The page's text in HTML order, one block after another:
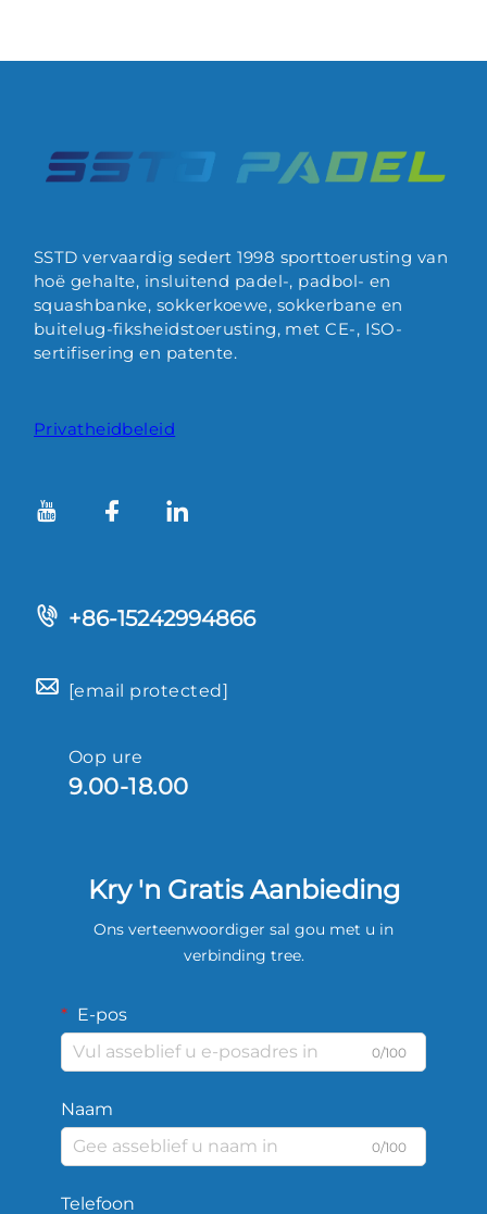
SSTD vervaardig sedert 1998 sporttoerusting van
hoë gehalte, insluitend padel-, padbol- en
squashbanke, sokkerkoewe, sokkerbane en
buitelug-fiksheidstoerusting, met CE-, ISO-
sertifisering en patente.
Privatheidbeleid
+86-15242994866
[email protected]
Oop ure
9.00-18.00
Kry 'n Gratis Aanbieding
Ons verteenwoordiger sal gou met u in
verbinding tree.
E-pos
0/100
Naam
0/100
Telefoon